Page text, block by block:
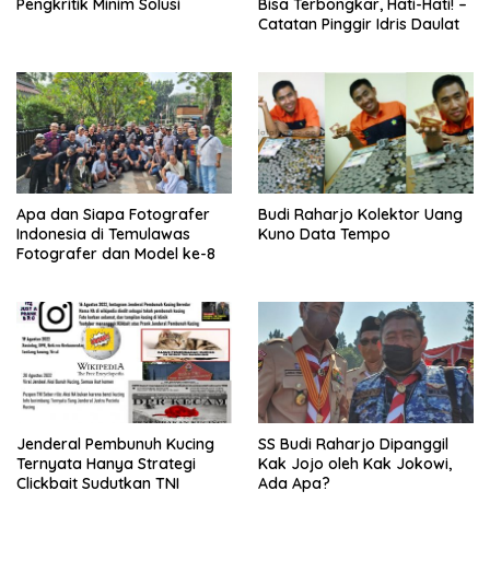
Pengkritik Minim Solusi
Bisa Terbongkar, Hati-Hati! –
Catatan Pinggir Idris Daulat
Apa dan Siapa Fotografer
Indonesia di Temulawas
Fotografer dan Model ke-8
Budi Raharjo Kolektor Uang
Kuno Data Tempo
Jenderal Pembunuh Kucing
Ternyata Hanya Strategi
Clickbait Sudutkan TNI
SS Budi Raharjo Dipanggil
Kak Jojo oleh Kak Jokowi,
Ada Apa?